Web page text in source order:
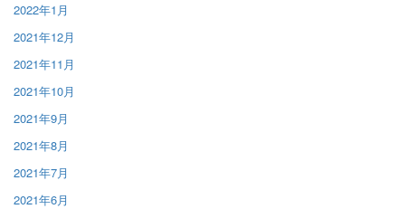
2022年1月
2021年12月
2021年11月
2021年10月
2021年9月
2021年8月
2021年7月
2021年6月